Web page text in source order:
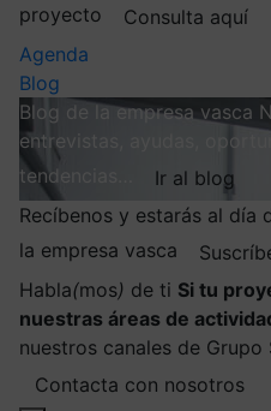
proyecto
Consulta aquí
Agenda
Blog
Blog de la empresa vasca
entrevistas, ayudas,
tendencias…
Ir al blog
Recíbenos y estarás al día
la empresa vasca
Habla(mos) de ti Si tu
nuestras áreas de
nuestros canales de Grupo
Contacta con nosotros